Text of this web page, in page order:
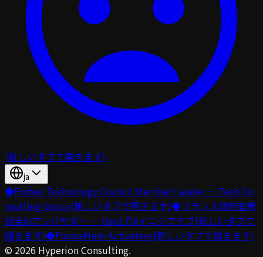
(新しいタブで開きます)
ja
◆Forbes Technology Council Member Leader — Tech Co
nsulting Group(新しいタブで開きます)◆フランス政府産業
担当AIアンバサダー — Osez l’IAイニシアチブ(新しいタブで
開きます)◆FranceNum Activateur(新しいタブで開きます)
© 2026 Hyperion Consulting.